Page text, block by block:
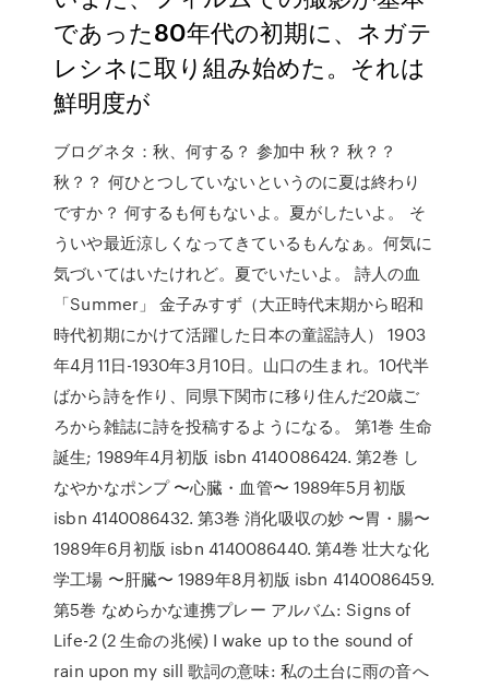
であった80年代の初期に、ネガテ
レシネに取り組み始めた。それは
鮮明度が
ブログネタ：秋、何する？ 参加中 秋？ 秋？？
秋？？ 何ひとつしていないというのに夏は終わり
ですか？ 何するも何もないよ。夏がしたいよ。 そ
ういや最近涼しくなってきているもんなぁ。何気に
気づいてはいたけれど。夏でいたいよ。 詩人の血
「Summer」 金子みすず（大正時代末期から昭和
時代初期にかけて活躍した日本の童謡詩人） 1903
年4月11日-1930年3月10日。山口の生まれ。10代半
ばから詩を作り、同県下関市に移り住んだ20歳ご
ろから雑誌に詩を投稿するようになる。 第1巻 生命
誕生; 1989年4月初版 isbn 4140086424. 第2巻 し
なやかなポンプ 〜心臓・血管〜 1989年5月初版
isbn 4140086432. 第3巻 消化吸収の妙 〜胃・腸〜
1989年6月初版 isbn 4140086440. 第4巻 壮大な化
学工場 〜肝臓〜 1989年8月初版 isbn 4140086459.
第5巻 なめらかな連携プレー アルバム: Signs of
Life-2 (2 生命の兆候) I wake up to the sound of
rain upon my sill 歌詞の意味: 私の土台に雨の音へ